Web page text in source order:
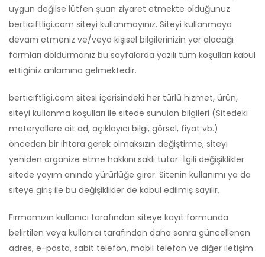
uygun değilse lütfen şuan ziyaret etmekte olduğunuz
berticiftligi.com siteyi kullanmayınız. Siteyi kullanmaya
devam etmeniz ve/veya kişisel bilgilerinizin yer alacağı
formları doldurmanız bu sayfalarda yazılı tüm koşulları kabul
ettiğiniz anlamına gelmektedir.
berticiftligi.com sitesi içerisindeki her türlü hizmet, ürün,
siteyi kullanma koşulları ile sitede sunulan bilgileri (Sitedeki
materyallere ait ad, açıklayıcı bilgi, görsel, fiyat vb.)
önceden bir ihtara gerek olmaksızın değiştirme, siteyi
yeniden organize etme hakkını saklı tutar. İlgili değişiklikler
sitede yayım anında yürürlüğe girer. Sitenin kullanımı ya da
siteye giriş ile bu değişiklikler de kabul edilmiş sayılır.
Firmamızın kullanıcı tarafından siteye kayıt formunda
belirtilen veya kullanıcı tarafından daha sonra güncellenen
adres, e-posta, sabit telefon, mobil telefon ve diğer iletişim